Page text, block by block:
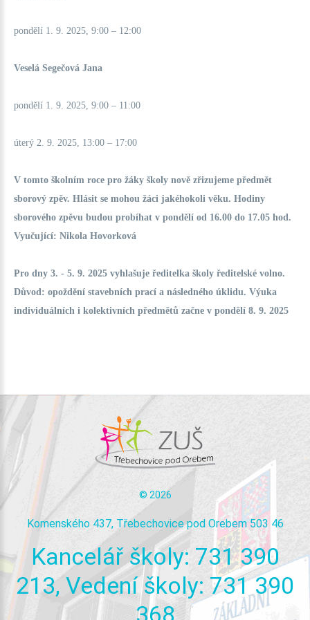
pondělí 1. 9. 2025, 9:00 – 12:00
Veselá Segečová Jana
pondělí 1. 9. 2025, 9:00 – 11:00
úterý 2. 9. 2025, 13:00 – 17:00
V tomto školním roce pro žáky školy nově zřizujeme předmět
sborový zpěv. Hlásit se mohou žáci jakéhokoli věku. Hodiny
sborového zpěvu budou probíhat v pondělí od 16.00 do 17.05 hod.
Vyučující: Nikola Hovorková
Pro dny 3. - 5. 9. 2025 vyhlašuje ředitelka školy ředitelské volno.
Důvod: opoždění stavebních prací a následného úklidu. Výuka
individuálních i kolektivních předmětů začne v pondělí 8. 9. 2025
© 2026
Komenského 437, Třebechovice pod Orebem 503 46
Kancelář školy: 731 390
213, Vedení školy: 731 390
368